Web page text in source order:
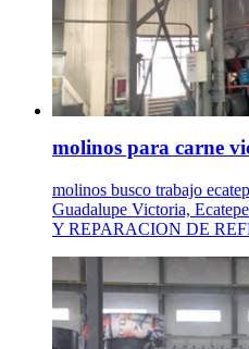
molinos para carne
molinos busco trabajo
Guadalupe Victoria,
Y REPARACION DE